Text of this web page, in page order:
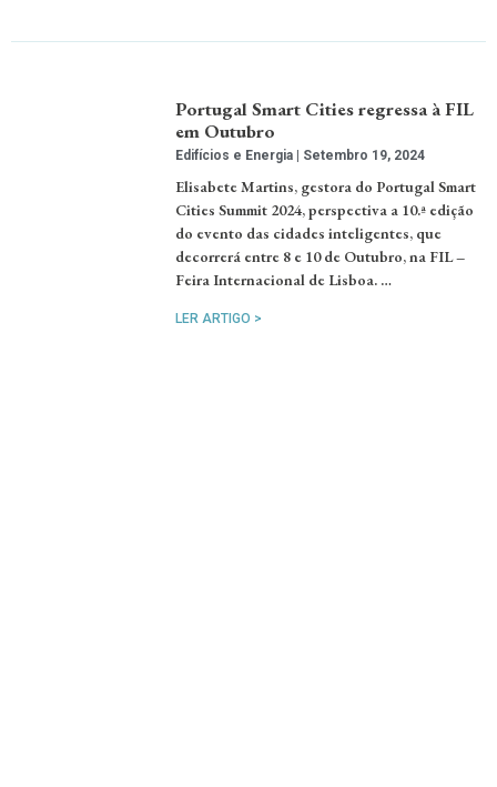
Portugal Smart Cities regressa à FIL
em Outubro
Edifícios e Energia Setembro 19, 2024
Elisabete Martins, gestora do Portugal Smart
Cities Summit 2024, perspectiva a 10.ª edição
do evento das cidades inteligentes, que
decorrerá entre 8 e 10 de Outubro, na FIL –
Feira Internacional de Lisboa. …
LER ARTIGO >